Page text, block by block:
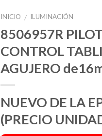
INICIO / ILUMINACIÓN
8506957R
CONTROL
AGUJERO
NUEVO DE LA
(PRECIO